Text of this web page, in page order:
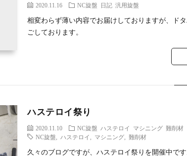
2020.11.16 NC旋盤 日記 汎用旋盤
相変わらず薄い内容でお届けしておりますが、ド
ごしております。
ハステロイ祭り
2020.11.10 NC旋盤 ハステロイ マシニング 難削材
NC旋盤
ハステロイ マシニング ,難削材
久々のブログですが、ハステロイ祭りを開催中です